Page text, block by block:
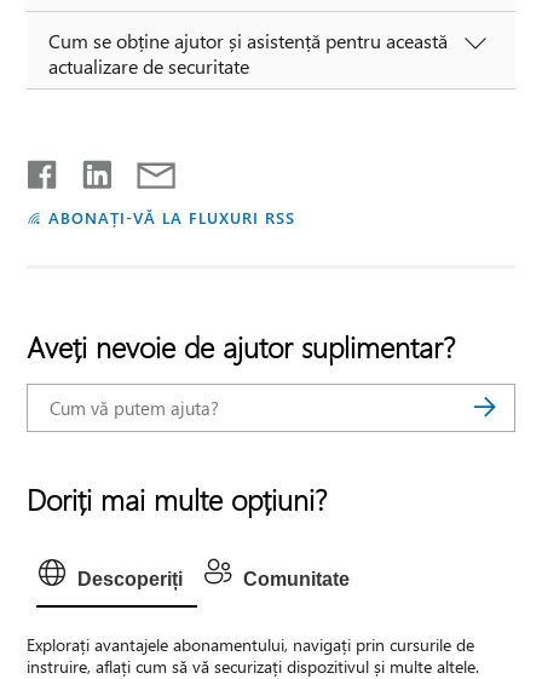
Cum se obține ajutor și asistență pentru această
actualizare de securitate
ABONAȚI-VĂ LA FLUXURI RSS
Aveți nevoie de ajutor suplimentar?
Doriți mai multe opțiuni?
Descoperiți Comunitate
Explorați avantajele abonamentului, navigați prin cursurile de
instruire, aflați cum să vă securizați dispozitivul și multe altele.